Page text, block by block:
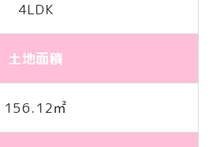
4LDK
土地面積
156.12㎡